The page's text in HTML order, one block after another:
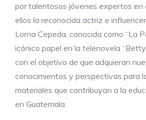
por talentosos jóvenes expertos en
ellos la reconocida actriz e
Lorna Cepeda, conocida como “La
icónico papel en la telenovela
con el objetivo de que adquieran
conocimientos y perspectivas para
materiales que contribuyan a la
en Guatemala.